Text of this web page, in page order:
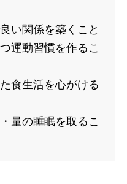
い関係を築くこと
運動習慣を作るこ
食生活を心がける
量の睡眠を取るこ